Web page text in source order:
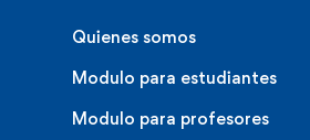
Quienes somos
Modulo para estudiantes
Modulo para profesores